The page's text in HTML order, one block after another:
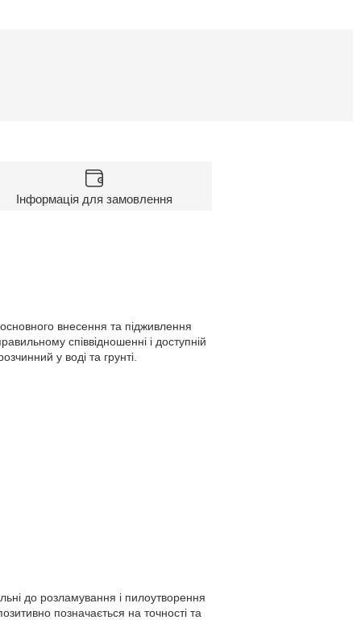
Інформація для замовлення
внесення та підживлення
співвідношенні і доступній
у воді та грунті.
до розламування і пилоутворення
позначається на точності та